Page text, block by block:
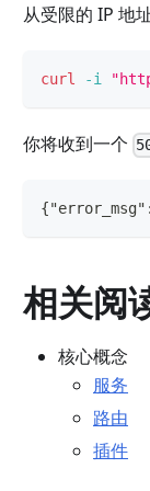
从受限的 IP 地
curl -i
你将收到一个
相关阅
核心概念
服务
路由
插件